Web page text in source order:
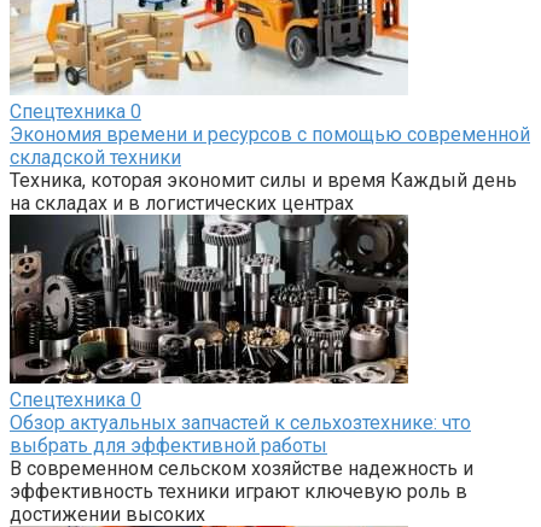
Спецтехника 0
Экономия времени и ресурсов с помощью современной
складской техники
Техника, которая экономит силы и время Каждый день
на складах и в логистических центрах
Спецтехника 0
Обзор актуальных запчастей к сельхозтехнике: что
выбрать для эффективной работы
В современном сельском хозяйстве надежность и
эффективность техники играют ключевую роль в
достижении высоких